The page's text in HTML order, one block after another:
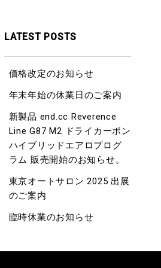
LATEST POSTS
価格改定のお知らせ
年末年始の休業日のご案内
新製品 end.cc Reverence
Line G87 M2 ドライカーボン
ハイブリッドエアロプログ
ラム 販売開始のお知らせ。
東京オートサロン 2025 出展
のご案内
臨時休業のお知らせ